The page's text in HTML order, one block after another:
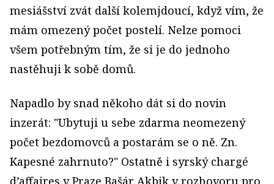
mesiášství zvát další kolemjdoucí, když vím, že
mám omezený počet postelí. Nelze pomoci
všem potřebným tím, že si je do jednoho
nastěhuji k sobě domů.
Napadlo by snad někoho dát si do novin
inzerát: "Ubytuji u sebe zdarma neomezený
počet bezdomovců a postarám se o ně. Zn.
Kapesné zahrnuto?" Ostatně i syrský chargé
d’affaires v Praze Bašár Akbik v rozhovoru pro